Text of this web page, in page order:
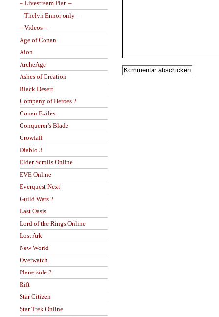
– Livestream Plan –
– Thelyn Ennor only –
– Videos –
Age of Conan
Aion
ArcheAge
Ashes of Creation
Black Desert
Company of Heroes 2
Conan Exiles
Conqueror's Blade
Crowfall
Diablo 3
Elder Scrolls Online
EVE Online
Everquest Next
Guild Wars 2
Last Oasis
Lord of the Rings Online
Lost Ark
New World
Overwatch
Planetside 2
Rift
Star Citizen
Star Trek Online